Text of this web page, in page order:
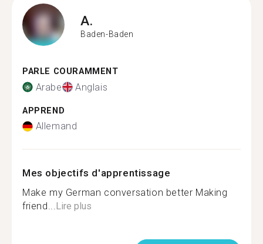
A.
Baden-Baden
PARLE COURAMMENT
Arabe Anglais
APPREND
Allemand
Mes objectifs d'apprentissage
Make my German conversation better Making
friend...Lire plus